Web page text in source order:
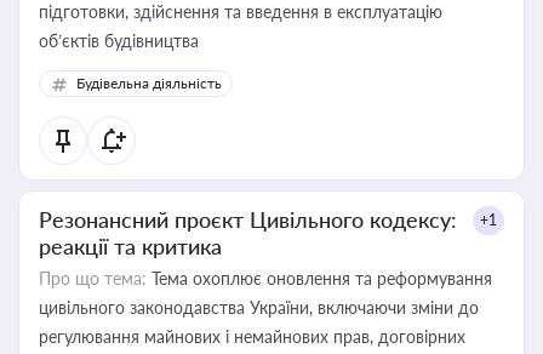
підготовки, здійснення та введення в експлуатацію
об’єктів будівництва
Будівельна діяльність
Резонансний проєкт Цивільного кодексу:
реакції та критика
+1
Про що тема: Тема охоплює оновлення та реформування
цивільного законодавства України, включаючи зміни до
регулювання майнових і немайнових прав, договірних